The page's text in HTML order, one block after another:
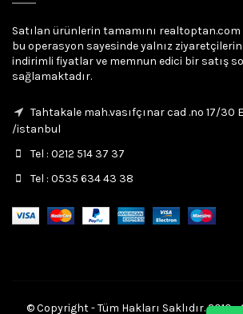
Satılan ürünlerin tamamını
bu operasyon sayesinde yalnız
indirimli fiyatlar ve memnun edici bir satış
sağlamaktadır.
Tahtakale mah.vasıfçınar cad .no 17/30
/istanbul
Tel : 0212 514 37 37
Tel : 0535 634 43 38
© Copyright - Tüm Hakları Saklıdır. 2010 -